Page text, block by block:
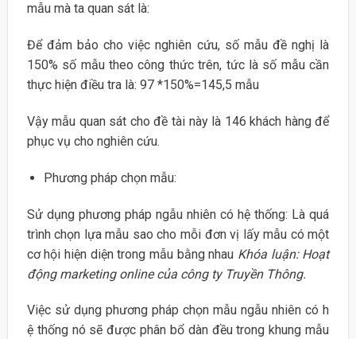
mẫu mà ta quan sát là:
Để đảm bảo cho việc nghiên cứu, số mẫu đề nghị là
150% số mẫu theo công thức trên, tức là số mẫu cần
thực hiện điều tra là: 97 *150%=145,5 mẫu
Vậy mẫu quan sát cho đề tài này là 146 khách hàng để
phục vụ cho nghiên cứu.
Phương pháp chọn mẫu:
Sử dụng phương pháp ngẫu nhiên có hệ thống: Là quá
trình chọn lựa mẫu sao cho mỗi đơn vị lấy mẫu có một
cơ hội hiện diện trong mẫu bằng nhau Khóa luận: Hoạt
động marketing online của công ty Truyền Thông.
Việc sử dụng phương pháp chọn mẫu ngẫu nhiên có h
ệ thống nó sẽ được phân bổ dàn đều trong khung mẫu